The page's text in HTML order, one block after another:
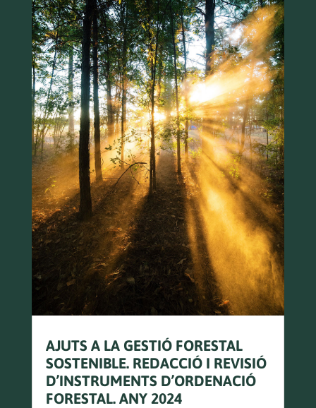
AJUTS A LA GESTIÓ FORESTAL
SOSTENIBLE. REDACCIÓ I REVISIÓ
D’INSTRUMENTS D’ORDENACIÓ
FORESTAL. ANY 2024